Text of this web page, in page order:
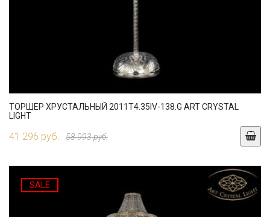
ТОРШЕР ХРУСТАЛЬНЫЙ 2011T4.35IV-138.G ART CRYSTAL
LIGHT
41 296 руб. 58 993 руб.
SALE